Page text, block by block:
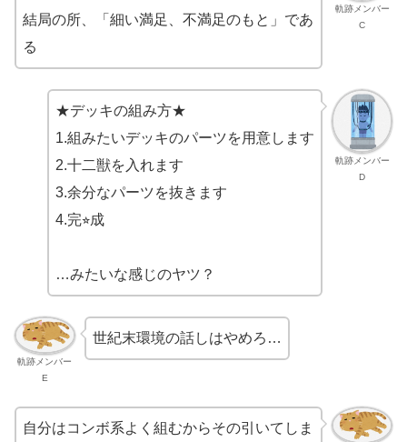
軌跡メンバー
C
結局の所、「細い満足、不満足のもと」であ
る
軌跡メンバー
D
★デッキの組み方★
1.組みたいデッキのパーツを用意します
2.十二獣を入れます
3.余分なパーツを抜きます
4.完⭐︎成
…みたいな感じのヤツ？
軌跡メンバー
E
世紀末環境の話しはやめろ…
自分はコンボ系よく組むからその引いてしま